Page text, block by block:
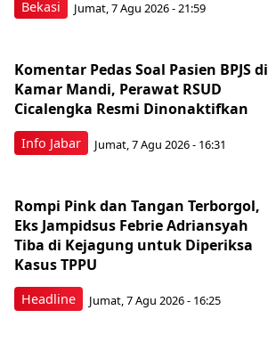
Bekasi Jumat, 7 Agu 2026 - 21:59
Info Jabar
Komentar Pedas Soal Pasien BPJS di
Kamar Mandi, Perawat RSUD
Cicalengka Resmi Dinonaktifkan
Jumat, 7 Agu 2026 - 16:31
Headline
Rompi Pink dan Tangan Terborgol,
Eks Jampidsus Febrie Adriansyah
Tiba di Kejagung untuk Diperiksa
Kasus TPPU
Jumat, 7 Agu 2026 - 16:25